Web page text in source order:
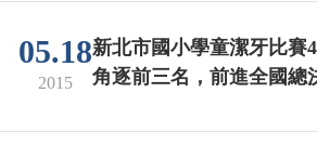
05.18
2015
新北市國小學童潔牙比賽
角逐前三名，前進全國總